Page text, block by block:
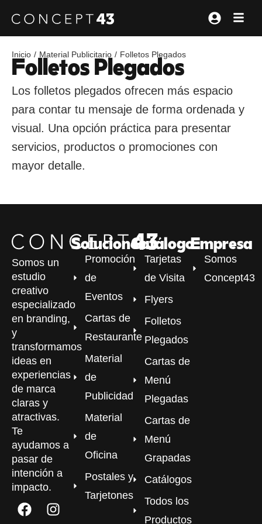
Inicio / Material Publicitario / Folletos Plegados
Folletos Plegados
Los folletos plegados ofrecen más espacio
para contar tu mensaje de forma ordenada y
visual. Una opción práctica para presentar
servicios, productos o promociones con
mayor detalle.
Somos un
estudio
creativo
especializado
en branding,
y
transformamos
ideas en
experiencias
de marca
claras y
atractivas.
Te
ayudamos a
pasar de
intención a
impacto.
Soluciones
Promoción
de
Eventos
Cartas de
Restaurante
Material
de
Publicidad
Material
de
Oficina
Postales y
Tarjetones
Catálogo
Tarjetas
de Visita
Flyers
Folletos
Plegados
Cartas de
Menú
Plegadas
Cartas de
Menú
Grapadas
Catálogos
Todos los
Productos
Empresa
Somos
Concept43